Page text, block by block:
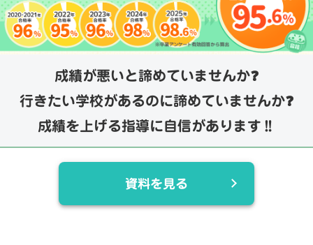
成績が悪いと諦めていませんか❓
行きたい学校があるのに諦めていませんか❓
成績を上げる指導に自信があります‼️
資料を見る